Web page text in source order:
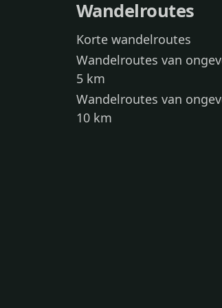
Wandelroutes
Korte wandelroutes
Wandelroutes van
5 km
Wandelroutes van
10 km